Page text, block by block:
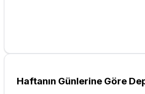
Haftanın Günlerine Göre